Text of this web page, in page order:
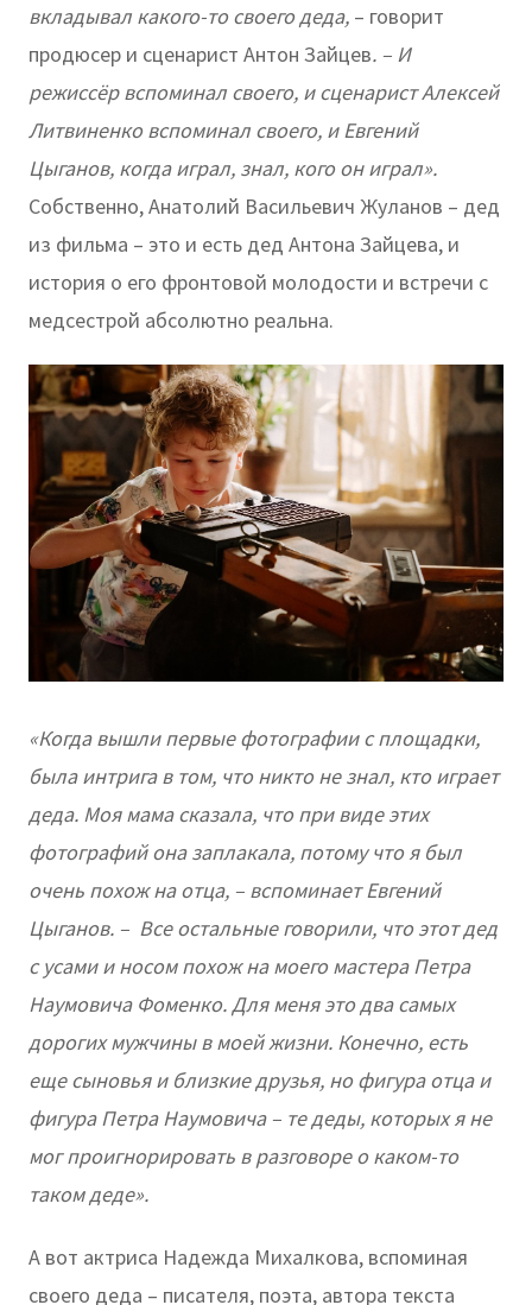
вкладывал какого-то своего деда, – говорит
продюсер и сценарист Антон Зайцев. – И
режиссёр вспоминал своего, и сценарист Алексей
Литвиненко вспоминал своего, и Евгений
Цыганов, когда играл, знал, кого он играл».
Собственно, Анатолий Васильевич Жуланов – дед
из фильма – это и есть дед Антона Зайцева, и
история о его фронтовой молодости и встречи с
медсестрой абсолютно реальна.
«Когда вышли первые фотографии с площадки,
была интрига в том, что никто не знал, кто играет
деда. Моя мама сказала, что при виде этих
фотографий она заплакала, потому что я был
очень похож на отца, – вспоминает Евгений
Цыганов. – Все остальные говорили, что этот дед
с усами и носом похож на моего мастера Петра
Наумовича Фоменко. Для меня это два самых
дорогих мужчины в моей жизни. Конечно, есть
еще сыновья и близкие друзья, но фигура отца и
фигура Петра Наумовича – те деды, которых я не
мог проигнорировать в разговоре о каком-то
таком деде».
А вот актриса Надежда Михалкова, вспоминая
своего деда – писателя, поэта, автора текста